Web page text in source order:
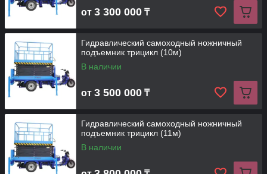
от 3 300 000 ₸
Гидравлический самоходный ножничный
подъемник трицикл (10м)
В наличии
от 3 500 000 ₸
Гидравлический самоходный ножничный
подъемник трицикл (11м)
В наличии